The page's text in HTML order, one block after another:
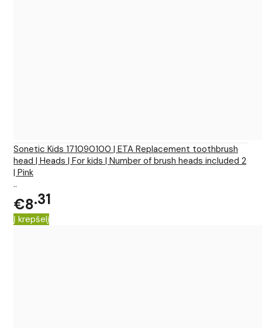
Sonetic Kids 171090100 | ETA Replacement toothbrush
head | Heads | For kids | Number of brush heads included 2
| Pink
..
€8 31
Į krepšelį